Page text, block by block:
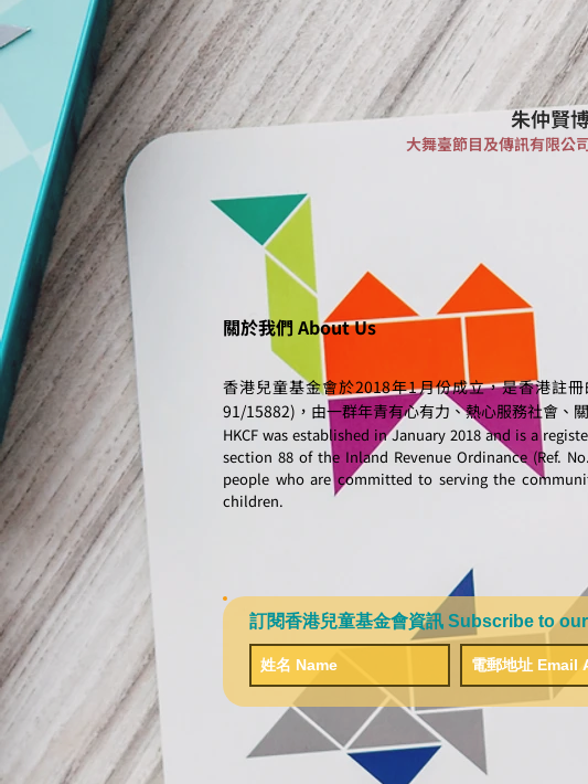
朱仲賢
大舞臺節目及傳訊有限公
關於我們 About Us
香港兒童基金會於2018年1月份成立，是香港註
91/15882)，由一群年青有心有力、熱心服務社會、
HKCF was established in January 2018 and is a
section 88 of the Inland Revenue Ordinance (Ref.
people who are committed to serving the
children.
訂閱香港兒童基金會資訊 Subscribe to